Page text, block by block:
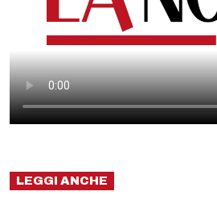
LEGGI ANCHE